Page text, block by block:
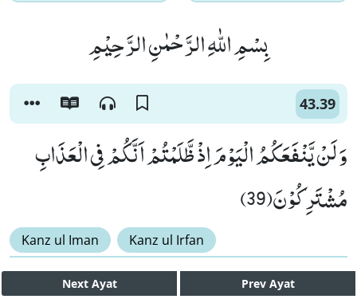
بِسْمِ اللّٰهِ الرَّحْمٰنِ الرَّحِیْمِ
43.39
وَ لَنْ یَّنْفَعَكُمُ الْیَوْمَ اِذْ ظَّلَمْتُمْ اَنَّكُمْ فِی الْعَذَابِ
مُشْتَرِكُوْنَ(39)
Kanz ul Iman Kanz ul Irfan
Next Ayat Prev Ayat